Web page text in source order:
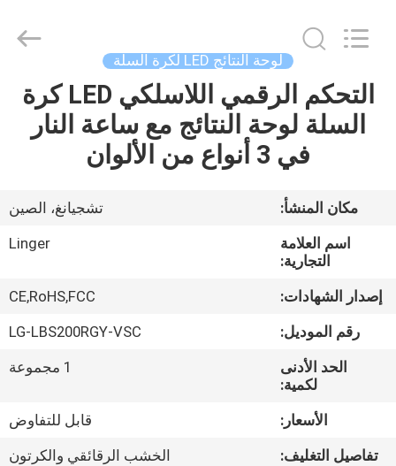
مسكن
معلومات
جولة
المعمل
مراقبة
الجودة
Technology
Reserved.
لوحة النتائج LED لكرة السلة
التحكم الرقمي اللاسلكي LED كرة
السلة لوحة النتائج مع ساعة النار
في 3 أنواع من الألوان
مكان المنشأ:
تشجيانغ، الصين
اسم العلامة
التجارية:
Linger
إصدار الشهادات:
CE,RoHS,FCC
رقم الموديل:
LG-LBS200RGY-VSC
الحد الأدنى
لكمية:
1 مجموعة
الأسعار:
قابل للتفاوض
تفاصيل التغليف:
الخشب الرقائقي والكرتون